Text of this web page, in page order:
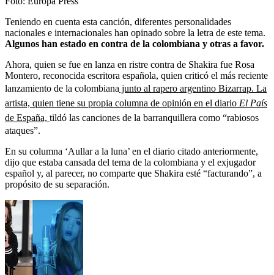
Teniendo en cuenta esta canción, diferentes personalidades
nacionales e internacionales han opinado sobre la letra de este tema.
Algunos han estado en contra de la colombiana y otras a favor.
Ahora, quien se fue en lanza en ristre contra de Shakira fue Rosa
Montero, reconocida escritora española, quien criticó el más reciente
lanzamiento de la colombiana junto al rapero argentino Bizarrap. La
artista, quien tiene su propia columna de opinión en el diario El País
de España, tildó las canciones de la barranquillera como “rabiosos
ataques”.
En su columna ‘Aullar a la luna’ en el diario citado anteriormente,
dijo que estaba cansada del tema de la colombiana y el exjugador
español y, al parecer, no comparte que Shakira esté “facturando”, a
propósito de su separación.